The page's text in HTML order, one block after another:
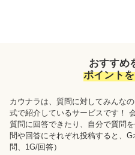
おすすめ
ポイント
カウナラ は、質問に対してみんな
式で紹介しているサービスです！
質問に回答できたり、自分で質問
問や回答にそれぞれ投稿すると、G
問、1G/回答）